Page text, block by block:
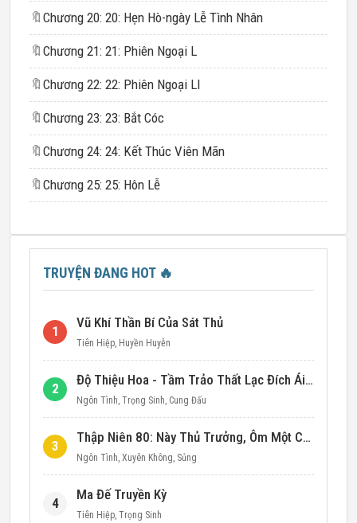
🔖 Chương 20: 20: Hẹn Hò-ngày Lễ Tình Nhân
🔖 Chương 21: 21: Phiên Ngoại L
🔖 Chương 22: 22: Phiên Ngoại Ll
🔖 Chương 23: 23: Bắt Cóc
🔖 Chương 24: 24: Kết Thúc Viên Mãn
🔖 Chương 25: 25: Hôn Lễ
TRUYỆN ĐANG HOT 🔥
1
Vũ Khí Thần Bí Của Sát Thủ
Tiên Hiệp, Huyền Huyễn
2
Độ Thiệu Hoa - Tầm Trảo Thất Lạc Đích Ái Tình
Ngôn Tình, Trọng Sinh, Cung Đấu
3
Thập Niên 80: Này Thủ Trưởng, Ôm Một Cái Đi!
Ngôn Tình, Xuyên Không, Sủng
4
Ma Đế Truyền Kỳ
Tiên Hiệp, Trọng Sinh